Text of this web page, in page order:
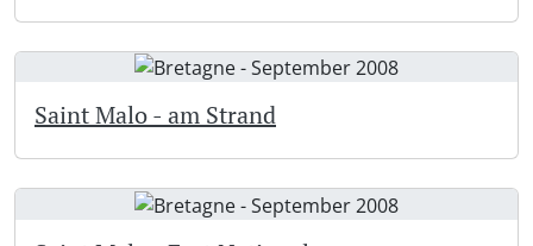
Saint Malo - am Strand